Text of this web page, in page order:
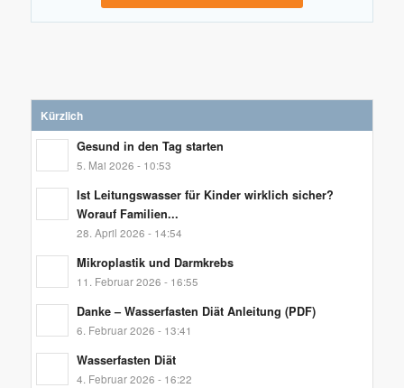
Kürzlich
Gesund in den Tag starten
5. Mai 2026 - 10:53
Ist Leitungswasser für Kinder wirklich sicher?
Worauf Familien...
28. April 2026 - 14:54
Mikroplastik und Darmkrebs
11. Februar 2026 - 16:55
Danke – Wasserfasten Diät Anleitung (PDF)
6. Februar 2026 - 13:41
Wasserfasten Diät
4. Februar 2026 - 16:22